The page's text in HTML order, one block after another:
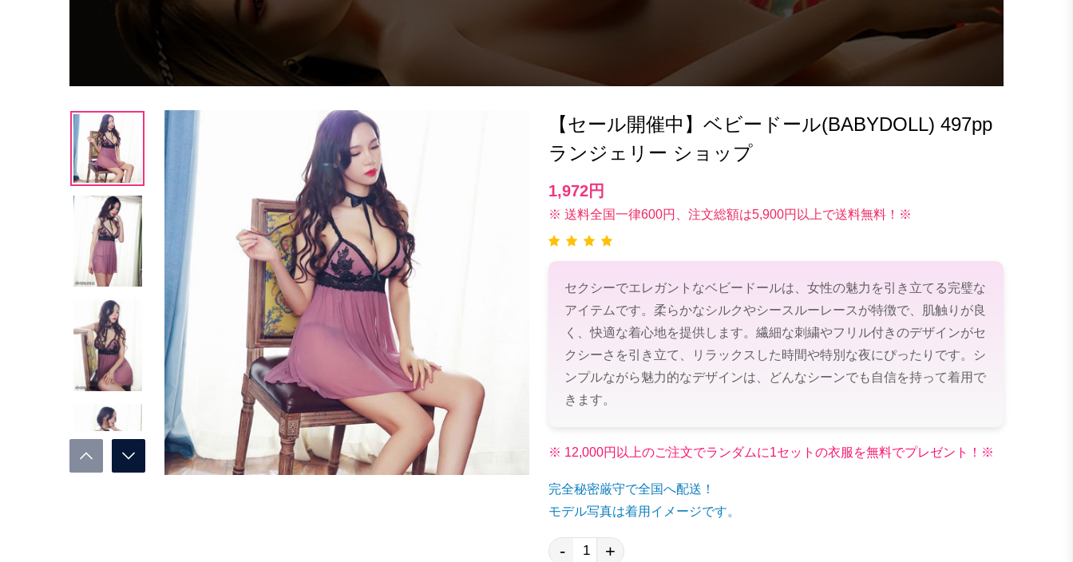
【セール開催中】ベビードール(BABYDOLL) 497pp
ランジェリー ショップ
1,972円
※ 送料全国一律600円、注文総額は5,900円以上で送料無料！※
セクシーでエレガントなベビードールは、女性の魅力を引き立てる完璧な
アイテムです。柔らかなシルクやシースルーレースが特徴で、肌触りが良
く、快適な着心地を提供します。繊細な刺繍やフリル付きのデザインがセ
クシーさを引き立て、リラックスした時間や特別な夜にぴったりです。シ
ンプルながら魅力的なデザインは、どんなシーンでも自信を持って着用で
きます。
※ 12,000円以上のご注文でランダムに1セットの衣服を無料でプレゼント！※
完全秘密厳守で全国へ配送！
モデル写真は着用イメージです。
- +